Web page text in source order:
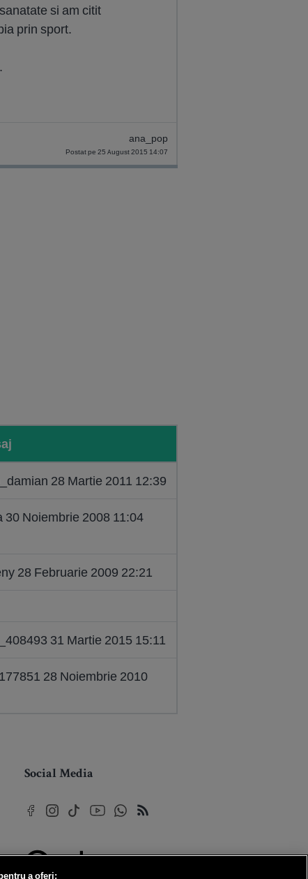
si am citit
prin sport.
ana_pop
Postat pe 25 August 2015 14:07
28 Martie 2011 12:39
30 Noiembrie 2008 11:04
28 Februarie 2009 22:21
31 Martie 2015 15:11
28 Noiembrie 2010
Social Media
a oferi: